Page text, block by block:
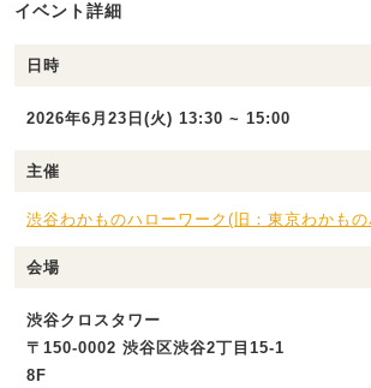
イベント詳細
日時
2026年6月23日(火) 13:30 ~ 15:00
主催
渋谷わかものハローワーク(旧：東京わかも
会場
渋谷クロスタワー
〒150-0002 渋谷区渋谷2丁目15-1
8F